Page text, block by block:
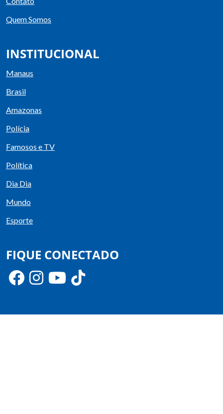
Quem Somos
INSTITUCIONAL
Manaus
Brasil
Amazonas
Polícia
Famosos e TV
Política
Dia Dia
Mundo
Esporte
FIQUE CONECTADO